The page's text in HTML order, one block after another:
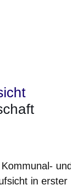
in